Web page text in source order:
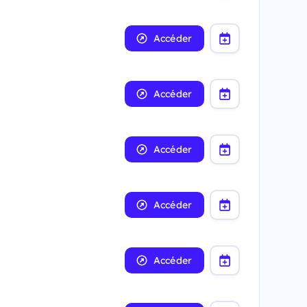
Accéder
Accéder
Accéder
Accéder
Accéder